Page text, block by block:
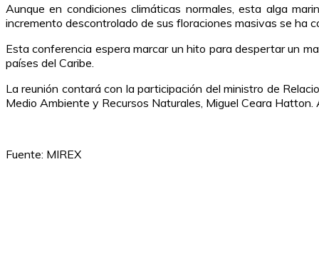
Aunque en condiciones climáticas normales, esta alga
incremento descontrolado de sus floraciones masivas se ha
Estaconferencia esperamarcar un hito para despertar un
países del Caribe.
La reunión contará con la participación del ministro de
Medio Ambiente y Recursos Naturales, Miguel Ceara Hatton
Fuente: MIREX